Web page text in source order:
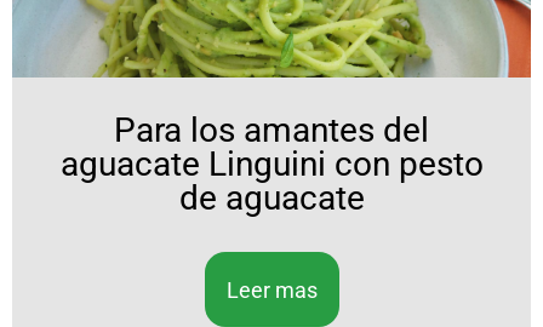
Para los amantes del
aguacate Linguini con pesto
de aguacate
Leer mas